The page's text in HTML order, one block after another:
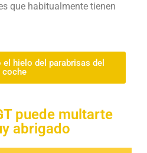
que habitualmente tienen
hielo del parabrisas del
coche
puede multarte
abrigado